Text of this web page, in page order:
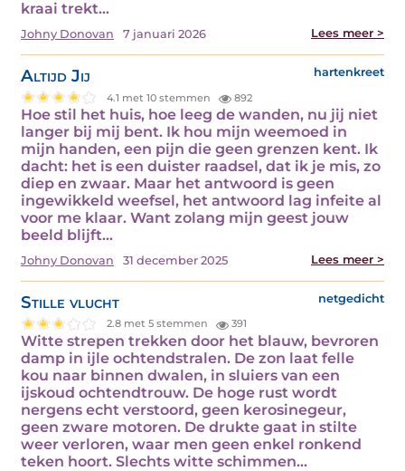
kraai trekt…
Johny Donovan 7 januari 2026 Lees meer >
Altijd Jij hartenkreet
4.1 met 10 stemmen 892
Hoe stil het huis, hoe leeg de wanden, nu jij niet
langer bij mij bent. Ik hou mijn weemoed in
mijn handen, een pijn die geen grenzen kent. Ik
dacht: het is een duister raadsel, dat ik je mis, zo
diep en zwaar. Maar het antwoord is geen
ingewikkeld weefsel, het antwoord lag infeite al
voor me klaar. Want zolang mijn geest jouw
beeld blijft…
Johny Donovan 31 december 2025 Lees meer >
Stille vlucht netgedicht
2.8 met 5 stemmen 391
Witte strepen trekken door het blauw, bevroren
damp in ijle ochtendstralen. De zon laat felle
kou naar binnen dwalen, in sluiers van een
ijskoud ochtendtrouw. De hoge rust wordt
nergens echt verstoord, geen kerosinegeur,
geen zware motoren. De drukte gaat in stilte
weer verloren, waar men geen enkel ronkend
teken hoort. Slechts witte schimmen…